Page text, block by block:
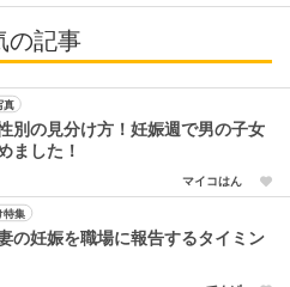
の記事
真
別の見分け方！妊娠週で男の子女
ました！
マイコはん
特集
の妊娠を職場に報告するタイミン